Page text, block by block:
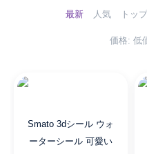
最新 人気 トッ
価格: 低
Smato 3dシール ウォ
ーターシール 可愛い